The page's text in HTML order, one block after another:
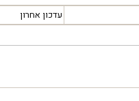
עדכון אחרון